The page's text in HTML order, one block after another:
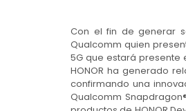
Con el fin de generar
Qualcomm quien
5G que estará presente
HONOR ha generado
confirmando una
Qualcomm